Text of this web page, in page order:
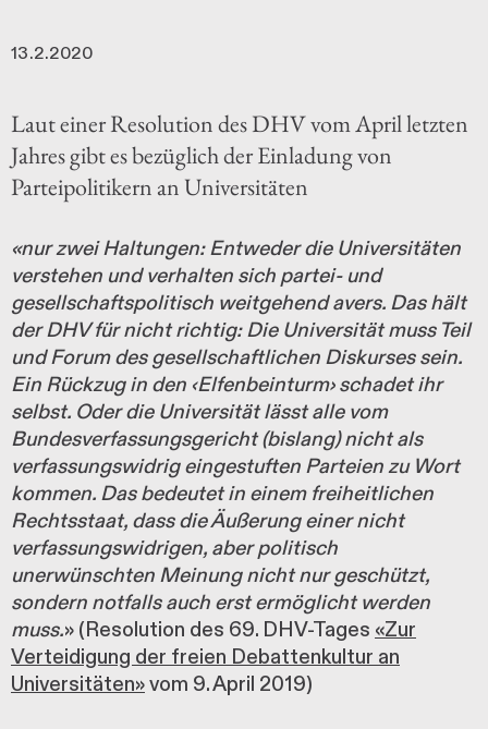
13.2.2020
Laut einer Resolution des DHV vom April letzten
Jahres gibt es bezüglich der Einladung von
Parteipolitikern an Universitäten
«nur zwei Haltungen: Entweder die Universitäten
verstehen und verhalten sich partei- und
gesellschaftspolitisch weitgehend avers. Das hält
der DHV für nicht richtig: Die Universität muss Teil
und Forum des gesellschaftlichen Diskurses sein.
Ein Rückzug in den ‹Elfenbeinturm› schadet ihr
selbst. Oder die Universität lässt alle vom
Bundesverfassungsgericht (bislang) nicht als
verfassungswidrig eingestuften Parteien zu Wort
kommen. Das bedeutet in einem freiheitlichen
Rechtsstaat, dass die Äußerung einer nicht
verfassungswidrigen, aber politisch
unerwünschten Meinung nicht nur geschützt,
sondern notfalls auch erst ermöglicht werden
muss.» (Resolution des 69. DHV-Tages «Zur
Verteidigung der freien Debattenkultur an
Universitäten»vom 9. April 2019)